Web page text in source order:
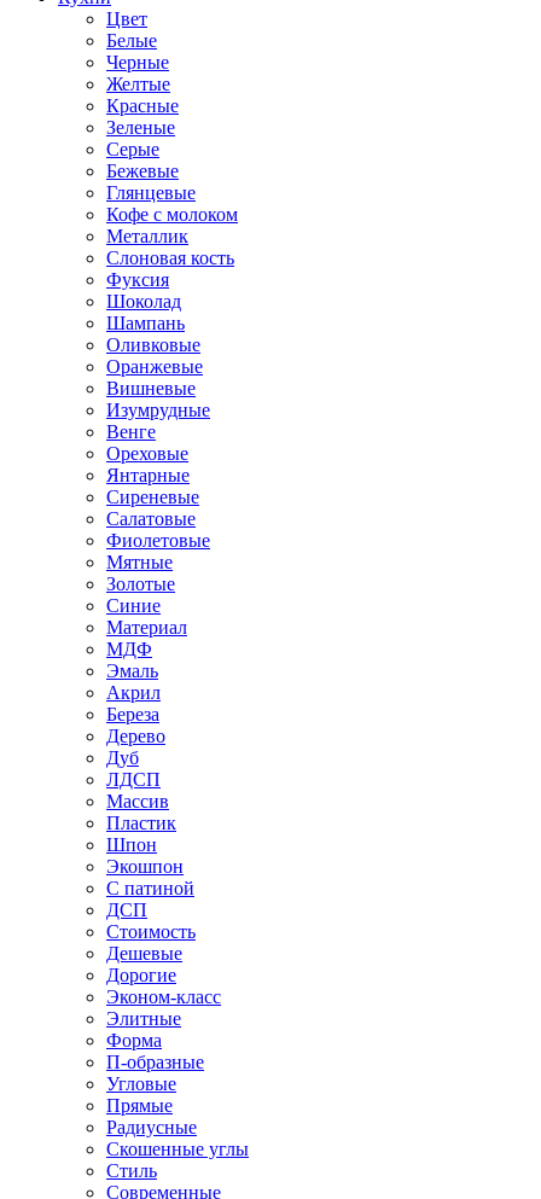
Цвет
Белые
Черные
Желтые
Красные
Зеленые
Серые
Бежевые
Глянцевые
Кофе с молоком
Металлик
Слоновая кость
Фуксия
Шоколад
Шампань
Оливковые
Оранжевые
Вишневые
Изумрудные
Венге
Ореховые
Янтарные
Сиреневые
Салатовые
Фиолетовые
Мятные
Золотые
Синие
Материал
МДФ
Эмаль
Акрил
Береза
Дерево
Дуб
ЛДСП
Массив
Пластик
Шпон
Экошпон
С патиной
ДСП
Стоимость
Дешевые
Дорогие
Эконом-класс
Элитные
Форма
П-образные
Угловые
Прямые
Радиусные
Скошенные углы
Стиль
Современные